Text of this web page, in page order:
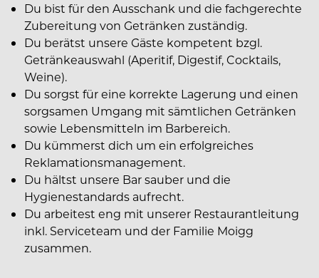
Du bist für den Ausschank und die fachgerechte
Zubereitung von Getränken zuständig.
Du berätst unsere Gäste kompetent bzgl.
Getränkeauswahl (Aperitif, Digestif, Cocktails,
Weine).
Du sorgst für eine korrekte Lagerung und einen
sorgsamen Umgang mit sämtlichen Getränken
sowie Lebensmitteln im Barbereich.
Du kümmerst dich um ein erfolgreiches
Reklamationsmanagement.
Du hältst unsere Bar sauber und die
Hygienestandards aufrecht.
Du arbeitest eng mit unserer Restaurantleitung
inkl. Serviceteam und der Familie Moigg
zusammen.